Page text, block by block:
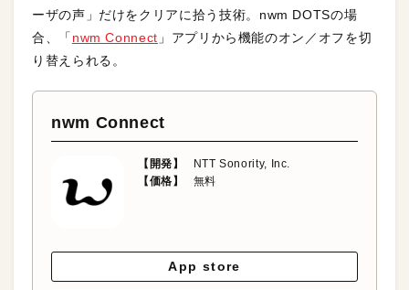
ーザの声」だけをクリアに拾う技術。nwm DOTSの場
合、「 nwm Connect 」アプリから機能のオン／オフを切
り替えられる。
nwm Connect
【開発】
NTT Sonority, Inc.
【価格】
無料
App store